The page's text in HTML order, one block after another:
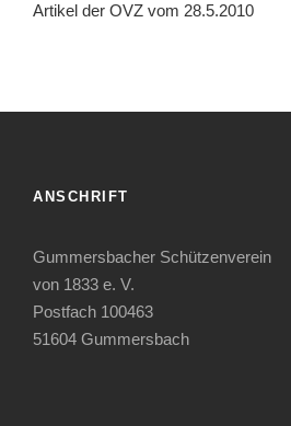
Artikel der OVZ vom 28.5.2010
ANSCHRIFT
Gummersbacher Schützenverein
von 1833 e. V.
Postfach 100463
51604 Gummersbach